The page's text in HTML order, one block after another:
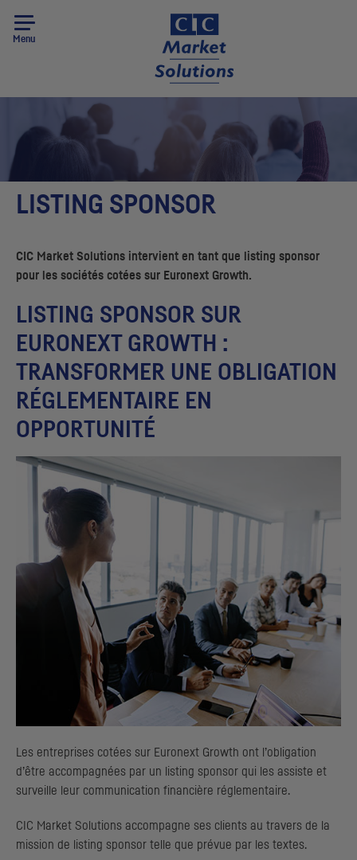
Menu
LISTING SPONSOR
CIC Market Solutions intervient en tant que listing sponsor
pour les sociétés cotées sur Euronext Growth.
LISTING SPONSOR SUR
EURONEXT GROWTH :
TRANSFORMER UNE OBLIGATION
RÉGLEMENTAIRE EN
OPPORTUNITÉ
Les entreprises cotées sur Euronext Growth ont l’obligation
d’être accompagnées par un listing sponsor qui les assiste et
surveille leur communication financière réglementaire.
CIC Market Solutions accompagne ses clients au travers de la
mission de listing sponsor telle que prévue par les textes.